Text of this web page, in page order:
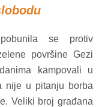
se protiv
površine Gezi
kampovali u
nije u pitanju borba
Veliki broj građana